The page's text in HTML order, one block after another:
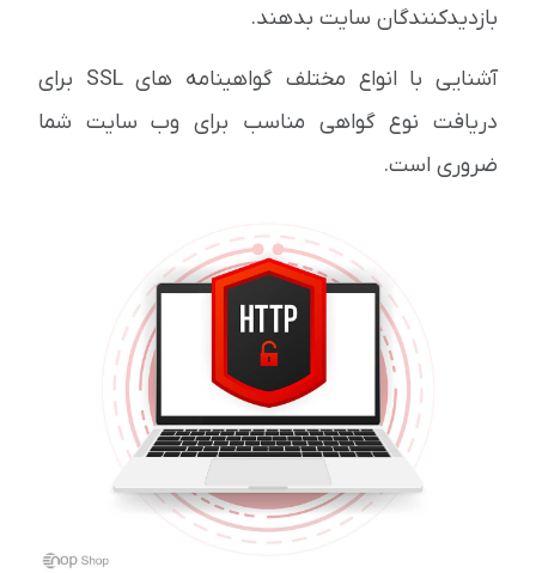
بازدیدکنندگان سایت بدهند.
آشنایی با انواع مختلف گواهینامه های SSL برای
دریافت نوع گواهی مناسب برای وب سایت شما
ضروری است.